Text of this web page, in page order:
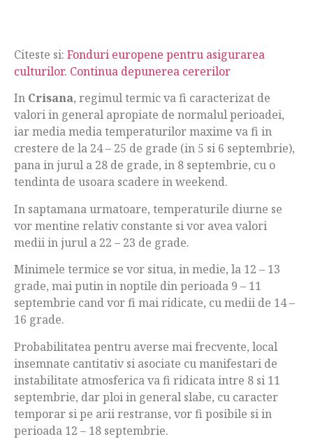
Citeste si: Fonduri europene pentru asigurarea
culturilor. Continua depunerea cererilor
In Crisana, regimul termic va fi caracterizat de
valori in general apropiate de normalul perioadei,
iar media media temperaturilor maxime va fi in
crestere de la 24 – 25 de grade (in 5 si 6 septembrie),
pana in jurul a 28 de grade, in 8 septembrie, cu o
tendinta de usoara scadere in weekend.
In saptamana urmatoare, temperaturile diurne se
vor mentine relativ constante si vor avea valori
medii in jurul a 22 – 23 de grade.
Minimele termice se vor situa, in medie, la 12 – 13
grade, mai putin in noptile din perioada 9 – 11
septembrie cand vor fi mai ridicate, cu medii de 14 –
16 grade.
Probabilitatea pentru averse mai frecvente, local
insemnate cantitativ si asociate cu manifestari de
instabilitate atmosferica va fi ridicata intre 8 si 11
septembrie, dar ploi in general slabe, cu caracter
temporar si pe arii restranse, vor fi posibile si in
perioada 12 – 18 septembrie.